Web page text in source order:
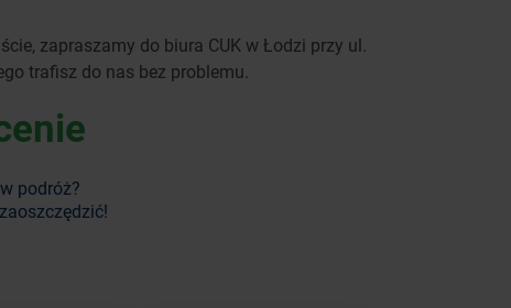
zapraszamy do biura CUK w Łodzi przy ul.
trafisz do nas bez problemu.
podróż?